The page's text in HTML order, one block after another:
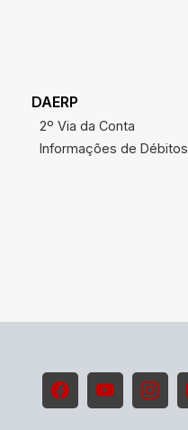
DAERP
2º Via da Conta
Informações de Débitos